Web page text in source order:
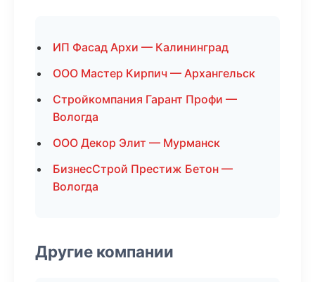
ИП Фасад Архи — Калининград
ООО Мастер Кирпич — Архангельск
Стройкомпания Гарант Профи —
Вологда
ООО Декор Элит — Мурманск
БизнесСтрой Престиж Бетон —
Вологда
Другие компании